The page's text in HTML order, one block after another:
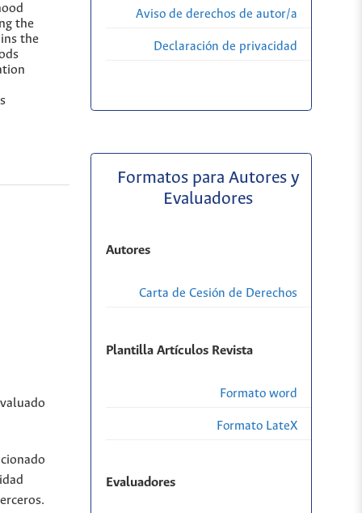
the
the
Aviso de derechos de autor/a
Declaración de privacidad
Formatos para Autores y
Evaluadores
Autores
Carta de Cesión de Derechos
Plantilla Artículos Revista
Formato word
Formato LateX
Evaluadores